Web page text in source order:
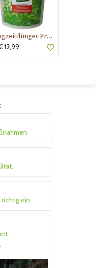
Langzeitdünger Praskac
12,99
ein.